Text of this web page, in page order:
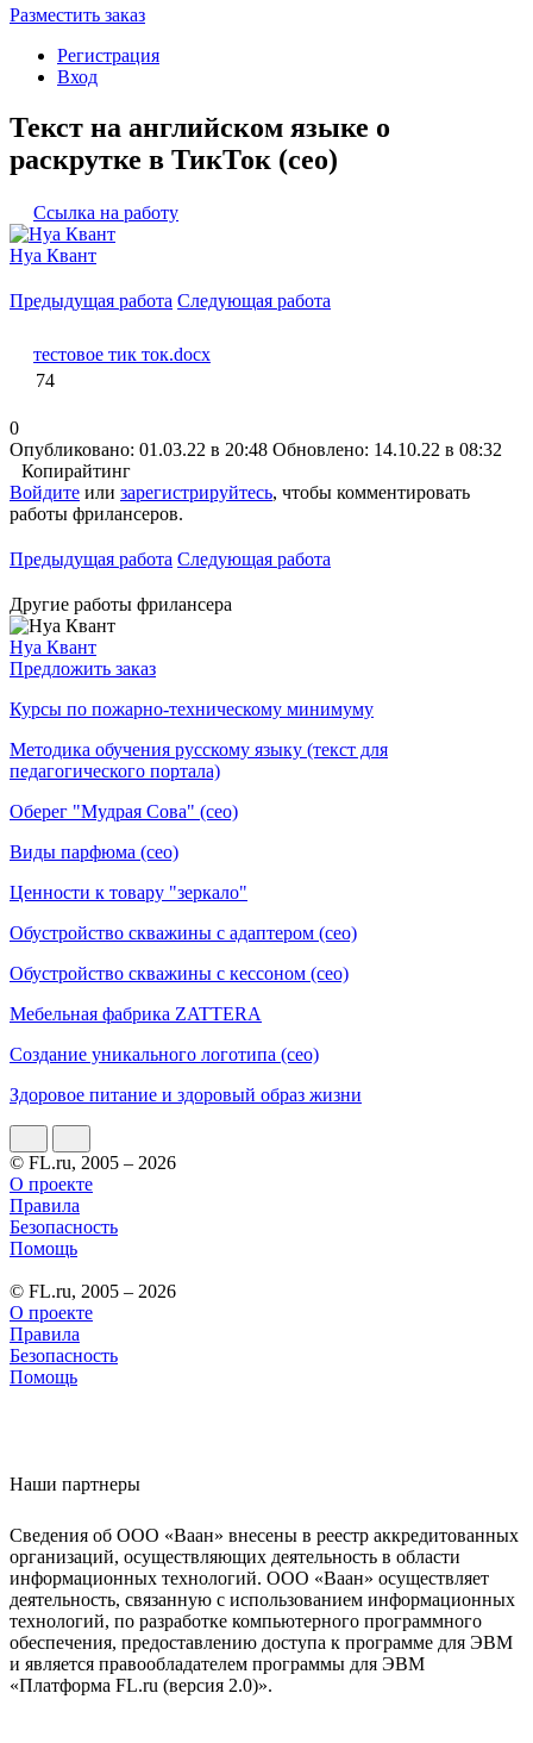
Разместить заказ
Регистрация
Вход
Текст на английском языке о
раскрутке в ТикТок (сео)
Ссылка на работу
Нуа Квант
Предыдущая работа Следующая работа
тестовое тик ток.docx
74
0
Опубликовано: 01.03.22 в 20:48 Обновлено: 14.10.22 в 08:32
Копирайтинг
Войдите или зарегистрируйтесь, чтобы комментировать
работы фрилансеров.
Предыдущая работа Следующая работа
Другие работы фрилансера
Нуа Квант
Предложить заказ
Курсы по пожарно-техническому минимуму
Методика обучения русскому языку (текст для
педагогического портала)
Оберег "Мудрая Сова" (сео)
Виды парфюма (сео)
Ценности к товару "зеркало"
Обустройство скважины с адаптером (сео)
Обустройство скважины с кессоном (сео)
Мебельная фабрика ZATTERA
Создание уникального логотипа (сео)
Здоровое питание и здоровый образ жизни
© FL.ru, 2005 – 2026
О проекте
Правила
Безопасность
Помощь
© FL.ru, 2005 – 2026
О проекте
Правила
Безопасность
Помощь
Наши партнеры
Сведения об ООО «Ваан» внесены в реестр аккредитованных
организаций, осуществляющих деятельность в области
информационных технологий. ООО «Ваан» осуществляет
деятельность, связанную с использованием информационных
технологий, по разработке компьютерного программного
обеспечения, предоставлению доступа к программе для ЭВМ
и является правообладателем программы для ЭВМ
«Платформа FL.ru (версия 2.0)».